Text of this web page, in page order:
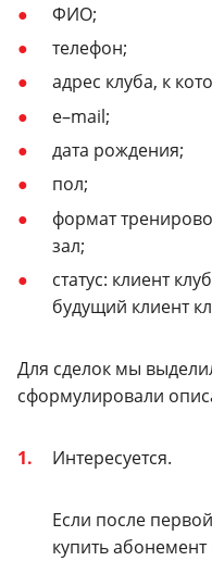
ФИО;
телефон;
адрес клуба, к
e–mail;
дата рождения;
пол;
формат
зал;
статус: клиент
будущий клиент
Для сделок мы
сформулировали
Интересуется.
Если после
купить абонемент